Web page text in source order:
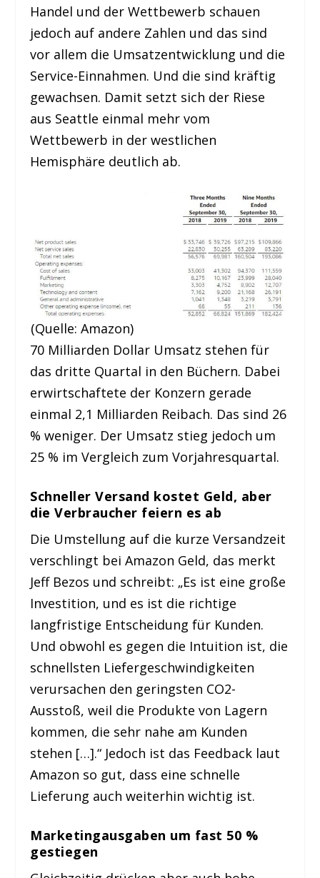
Handel und der Wettbewerb schauen
jedoch auf andere Zahlen und das sind
vor allem die Umsatzentwicklung und die
Service-Einnahmen. Und die sind kräftig
gewachsen. Damit setzt sich der Riese
aus Seattle einmal mehr vom
Wettbewerb in der westlichen
Hemisphäre deutlich ab.
(Quelle: Amazon)
70 Milliarden Dollar Umsatz stehen für
das dritte Quartal in den Büchern. Dabei
erwirtschaftete der Konzern gerade
einmal 2,1 Milliarden Reibach. Das sind 26
% weniger. Der Umsatz stieg jedoch um
25 % im Vergleich zum Vorjahresquartal.
Schneller Versand kostet Geld, aber
die Verbraucher feiern es ab
Die Umstellung auf die kurze Versandzeit
verschlingt bei Amazon Geld, das merkt
Jeff Bezos und schreibt: „Es ist eine große
Investition, und es ist die richtige
langfristige Entscheidung für Kunden.
Und obwohl es gegen die Intuition ist, die
schnellsten Liefergeschwindigkeiten
verursachen den geringsten CO2-
Ausstoß, weil die Produkte von Lagern
kommen, die sehr nahe am Kunden
stehen […].“ Jedoch ist das Feedback laut
Amazon so gut, dass eine schnelle
Lieferung auch weiterhin wichtig ist.
Marketingausgaben um fast 50 %
gestiegen